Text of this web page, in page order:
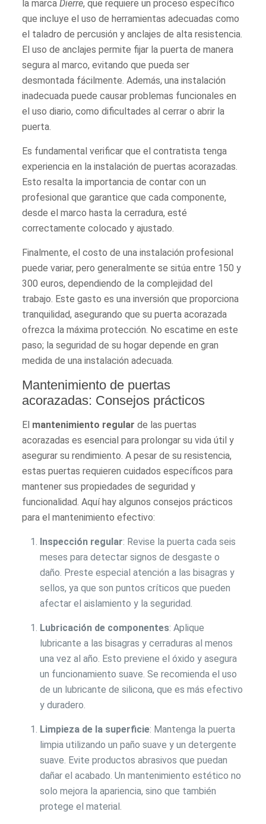
la marcaDierre, que requiere un proceso específico
que incluye el uso de herramientas adecuadas como
el taladro de percusión y anclajes de alta resistencia.
El uso de anclajes permite fijar la puerta de manera
segura al marco, evitando que pueda ser
desmontada fácilmente. Además, una instalación
inadecuada puede causar problemas funcionales en
el uso diario, como dificultades al cerrar o abrir la
puerta.
Es fundamental verificar que el contratista tenga
experiencia en la instalación de puertas acorazadas.
Esto resalta la importancia de contar con un
profesional que garantice que cada componente,
desde el marco hasta la cerradura, esté
correctamente colocado y ajustado.
Finalmente, el costo de una instalación profesional
puede variar, pero generalmente se sitúa entre 150 y
300 euros, dependiendo de la complejidad del
trabajo. Este gasto es una inversión que proporciona
tranquilidad, asegurando que su puerta acorazada
ofrezca la máxima protección. No escatime en este
paso; la seguridad de su hogar depende en gran
medida de una instalación adecuada.
Mantenimiento de puertas
acorazadas: Consejos prácticos
El mantenimiento regular de las puertas
acorazadas es esencial para prolongar su vida útil y
asegurar su rendimiento. A pesar de su resistencia,
estas puertas requieren cuidados específicos para
mantener sus propiedades de seguridad y
funcionalidad. Aquí hay algunos consejos prácticos
para el mantenimiento efectivo:
Inspección regular: Revise la puerta cada seis
meses para detectar signos de desgaste o
daño. Preste especial atención a las bisagras y
sellos, ya que son puntos críticos que pueden
afectar el aislamiento y la seguridad.
Lubricación de componentes: Aplique
lubricante a las bisagras y cerraduras al menos
una vez al año. Esto previene el óxido y asegura
un funcionamiento suave. Se recomienda el uso
de un lubricante de silicona, que es más efectivo
y duradero.
Limpieza de la superficie: Mantenga la puerta
limpia utilizando un paño suave y un detergente
suave. Evite productos abrasivos que puedan
dañar el acabado. Un mantenimiento estético no
solo mejora la apariencia, sino que también
protege el material.